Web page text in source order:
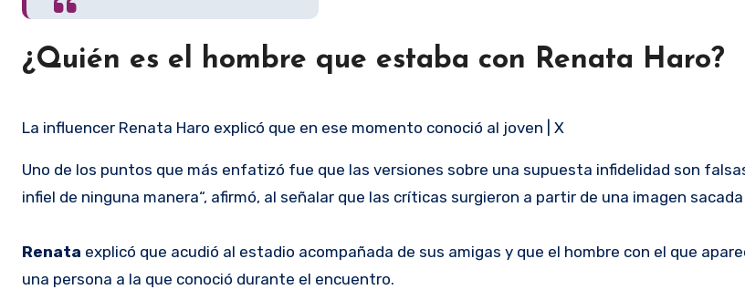
¿Quién es el hombre que estaba con Renata Haro?
La influencer Renata Haro explicó que en ese momento conoció al joven | X
Uno de los puntos que más enfatizó fue que las versiones sobre una supuesta infidelidad son
infiel de ninguna manera“, afirmó, al señalar que las críticas surgieron a partir de una imagen
Renata explicó que acudió al estadio acompañada de sus amigas y que el hombre con el que
una persona a la que conoció durante el encuentro.